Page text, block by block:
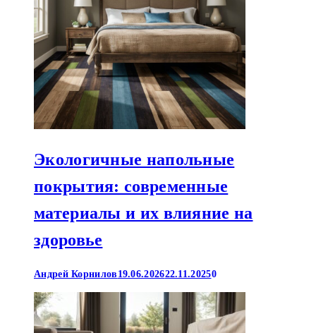
Экологичные напольные
покрытия: современные
материалы и их влияние на
здоровье
Андрей Корнилов 19.06.202622.11.20250